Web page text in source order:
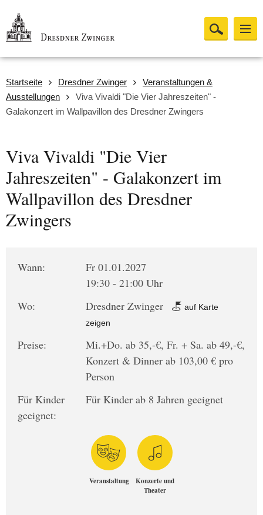
Startseite Dresdner Zwinger
Veranstaltungen &
Ausstellungen
Viva Vivaldi "Die Vier Jahreszeiten" -
Galakonzert im Wallpavillon des Dresdner Zwingers
Viva Vivaldi "Die Vier
Jahreszeiten" - Galakonzert im
Wallpavillon des Dresdner
Zwingers
Wann:
Fr 01.01.2027
19:30 - 21:00 Uhr
Wo:
Dresdner Zwinger
auf Karte
zeigen
Preise:
Mi.+Do. ab 35,-€, Fr. + Sa. ab 49,-€,
Konzert & Dinner ab 103,00 € pro
Person
Für Kinder
geeignet:
Für Kinder ab 8 Jahren geeignet
Veranstaltung
Konzerte und
Theater